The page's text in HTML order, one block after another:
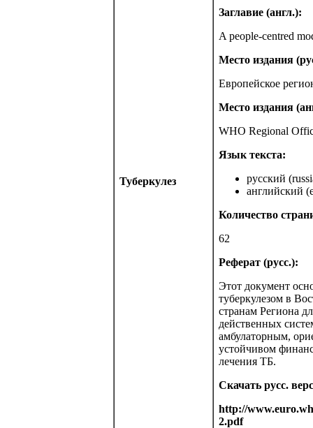
Туберкулез
Заглавие (англ.):
A people-centred
Место издания
Европейское
Место издания
WHO Regional
Язык текста:
русский
английский
Количество
62
Реферат (русс.):
Этот документ
туберкулезом в
странам Региона
действенных
амбулаторным,
устойчивом
лечения ТБ.
Скачать русс.
http://
2.pdf